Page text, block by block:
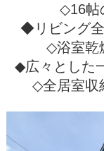
◇16帖
◆リビング
◇浴室乾
◆広々とした
◇全居室収